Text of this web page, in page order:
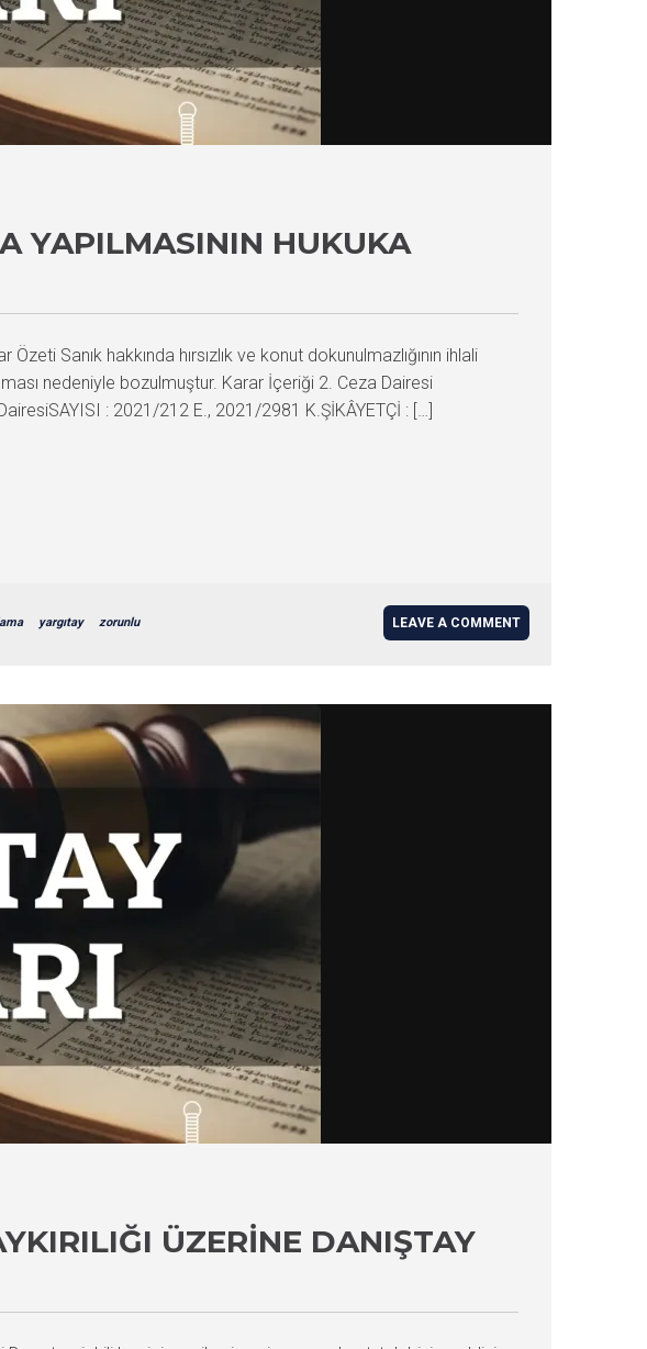
YAPILMASININ HUKUKA
Özeti Sanık hakkında hırsızlık ve konut dokunulmazlığının ihlali
nedeniyle bozulmuştur. Karar İçeriği 2. Ceza Dairesi
: 2021/212 E., 2021/2981 K.ŞİKÂYETÇİ : […]
yargıtay zorunlu LEAVE A COMMENT
ÜZERINE DANIŞTAY